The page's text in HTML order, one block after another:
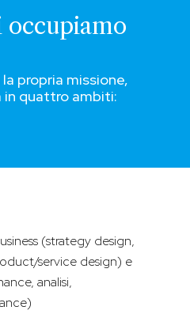
occupiamo
propria missione,
in quattro ambiti:
(strategy design,
service design) e
analisi,